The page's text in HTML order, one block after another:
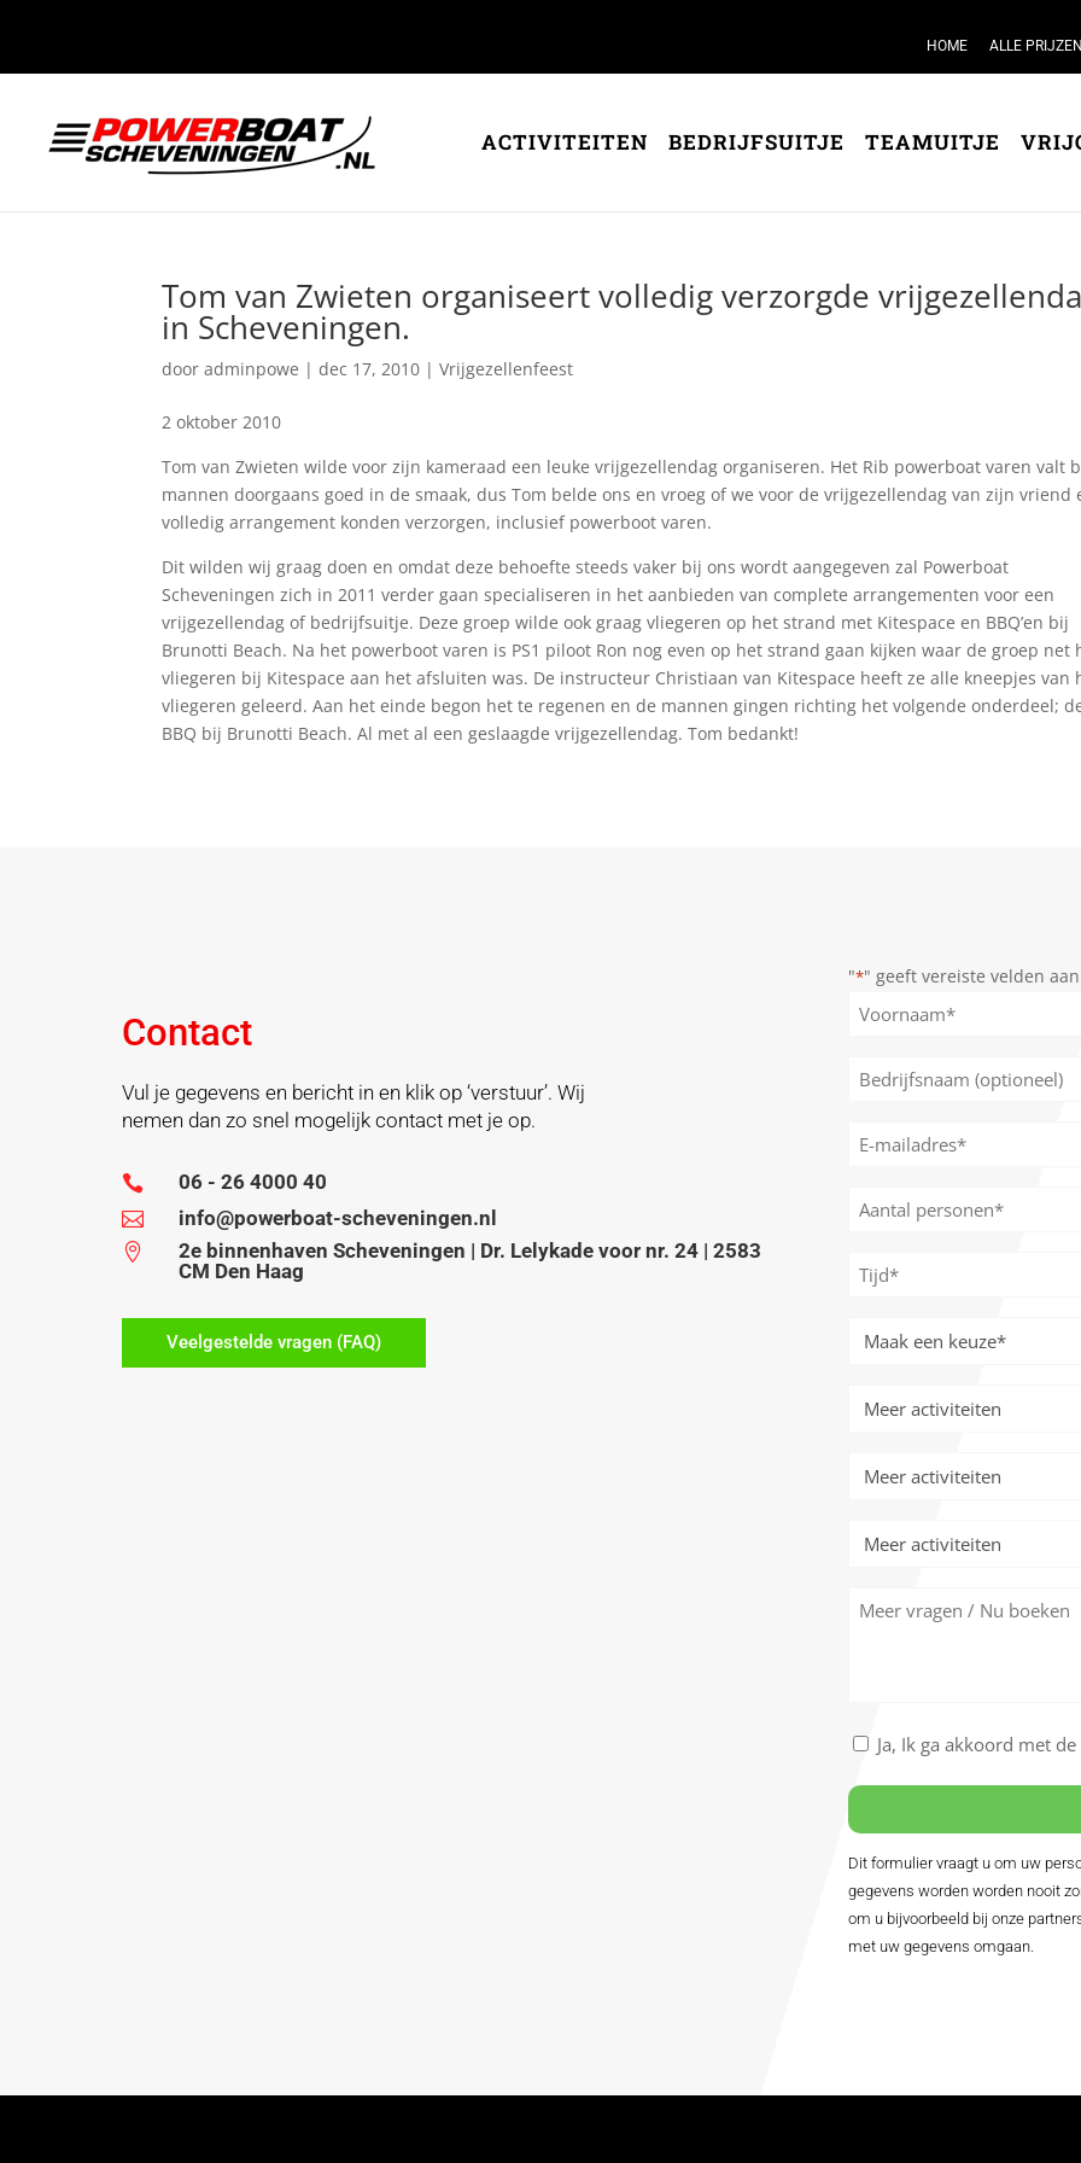
HOME ALLE PRIJZEN
ACTIVITEITEN BEDRIJFSUITJE TEAMUITJE
Tom van Zwieten organiseert volledig verzorgde
in Scheveningen.
dooradminpowe |dec 17, 2010 |Vrijgezellenfeest
2 oktober 2010
Tom van Zwieten wilde voor zijn kameraad een leuke vrijgezellendag organiseren. Het Rib powerboat varen valt
mannen doorgaans goed in de smaak, dus Tom belde ons en vroeg of we voor de vrijgezellendag van zijn vriend
volledig arrangement konden verzorgen, inclusief powerboot varen.
Dit wilden wij graag doen en omdat deze behoefte steeds vaker bij ons wordt aangegeven zal Powerboat
Scheveningen zich in 2011 verder gaan specialiseren in het aanbieden van complete arrangementen voor een
vrijgezellendag of bedrijfsuitje. Deze groep wilde ook graag vliegeren op het strand met Kitespace en BBQ’en bij
Brunotti Beach. Na het powerboot varen is PS1 piloot Ron nog even op het strand gaan kijken waar de groep net
vliegeren bij Kitespace aan het afsluiten was. De instructeur Christiaan van Kitespace heeft ze alle kneepjes van
vliegeren geleerd. Aan het einde begon het te regenen en de mannen gingen richting het volgende onderdeel;
BBQ bij Brunotti Beach. Al met al een geslaagde vrijgezellendag. Tom bedankt!
Contact
Vul je gegevens en bericht in en klik op ‘verstuur’. Wij
nemen dan zo snel mogelijk contact met je op.
 06 - 26 4000 40
 info@powerboat-scheveningen.nl

2e binnenhaven Scheveningen | Dr. Lelykade voor nr. 24 | 2583
CM Den Haag
Veelgestelde vragen (FAQ)
"*" geeft vereiste velden aan
Naam
Bedrijfsnaam
(optioneel)
E-
mailadres
Aantal
personen
Tijd
Meer
activiteiten
Meer
activiteiten
Meer
activiteiten
Meer
activiteiten
Meer
vragen
Akkoord
de
algemene
voorwaarden
Ja, Ik ga akkoord met
Dit formulier vraagt u om uw
gegevens worden worden nooit
om u bijvoorbeeld bij onze
met uw gegevens omgaan.